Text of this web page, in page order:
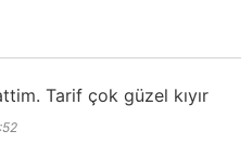
Tarif çok güzel kıyır